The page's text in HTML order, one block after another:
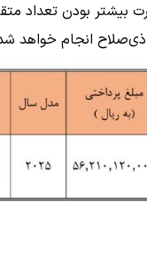
بیشتر بودن تعداد
ذی‌صلاح انجام خواهد